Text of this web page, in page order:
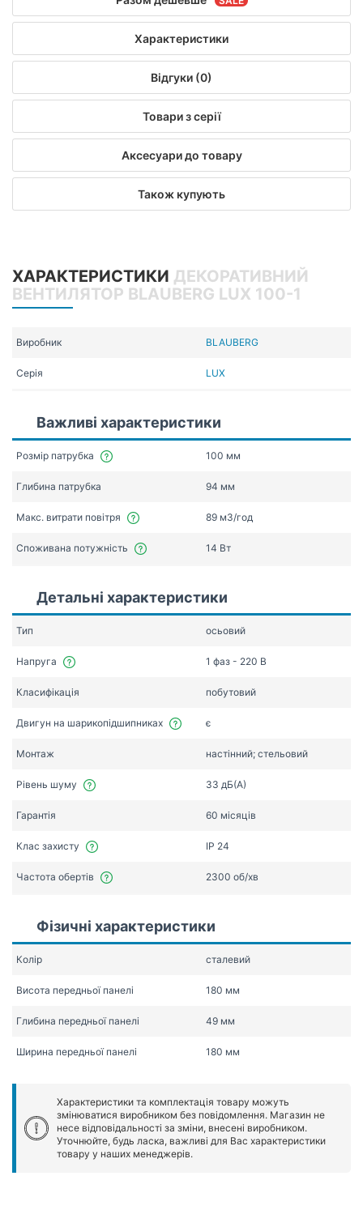
Характеристики
Відгуки (0)
Товари з серії
Аксесуари до товару
Також купують
ХАРАКТЕРИСТИКИ ДЕКОРАТИВНИЙ
ВЕНТИЛЯТОР BLAUBERG LUX 100-1
Виробник BLAUBERG
Серія LUX
Важливі характеристики
Розмір патрубка 100 мм
Глибина патрубка 94 мм
Макс. витрати повітря 89 мЗ/год
Споживана потужність 14 Вт
Детальні характеристики
Тип осьовий
Напруга 1 фаз - 220 В
Класифікація побутовий
Двигун на шарикопідшипниках є
Монтаж настінний; стельовий
Рівень шуму 33 дБ(А)
Гарантія 60 місяців
Клас захисту IP 24
Частота обертів 2300 об/хв
Фізичні характеристики
Колір сталевий
Висота передньої панелі 180 мм
Глибина передньої панелі 49 мм
Ширина передньої панелі 180 мм
Характеристики та комплектація товару можуть
змінюватися виробником без повідомлення. Магазин не
несе відповідальності за зміни, внесені виробником.
Уточнюйте, будь ласка, важливі для Вас характеристики
товару у наших менеджерів.